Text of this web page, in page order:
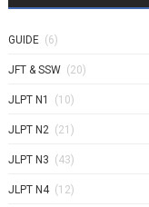
GUIDE (6)
JFT & SSW (20)
JLPT N1 (10)
JLPT N2 (21)
JLPT N3 (43)
JLPT N4 (12)